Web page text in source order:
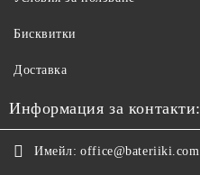
Бисквитки
Доставка
Информация за контакти:
Имейл: office@bateriiki.com